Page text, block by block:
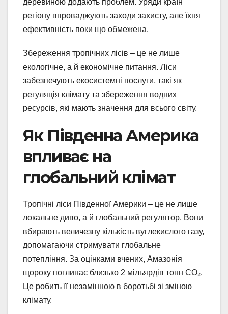
деревиною додають проблем. Уряди країн
регіону впроваджують заходи захисту, але їхня
ефективність поки що обмежена.
Збереження тропічних лісів – це не лише
екологічне, а й економічне питання. Ліси
забезпечують екосистемні послуги, такі як
регуляція клімату та збереження водних
ресурсів, які мають значення для всього світу.
Як Південна Америка
впливає на
глобальний клімат
Тропічні ліси Південної Америки – це не лише
локальне диво, а й глобальний регулятор. Вони
вбирають величезну кількість вуглекислого газу,
допомагаючи стримувати глобальне
потепління. За оцінками вчених, Амазонія
щороку поглинає близько 2 мільярдів тонн CO₂.
Це робить її незамінною в боротьбі зі зміною
клімату.